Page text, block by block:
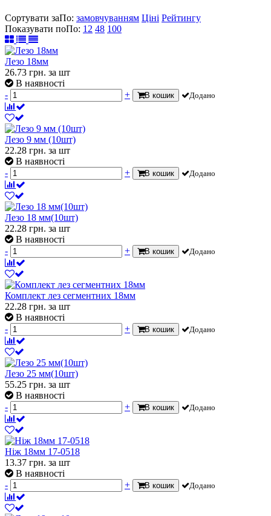
Сортувати заПо: замовчуванням Ціні Рейтингу
Показувати поПо: 12 48 100
Лезо 18мм
26.73 грн. за шт
В наявності
-
+ В кошик Додано
Лезо 9 мм (10шт)
22.28 грн. за шт
В наявності
-
+ В кошик Додано
Лезо 18 мм(10шт)
22.28 грн. за шт
В наявності
-
+ В кошик Додано
Комплект лез сегментних 18мм
22.28 грн. за шт
В наявності
-
+ В кошик Додано
Лезо 25 мм(10шт)
55.25 грн. за шт
В наявності
-
+ В кошик Додано
Ніж 18мм 17-0518
13.37 грн. за шт
В наявності
-
+ В кошик Додано